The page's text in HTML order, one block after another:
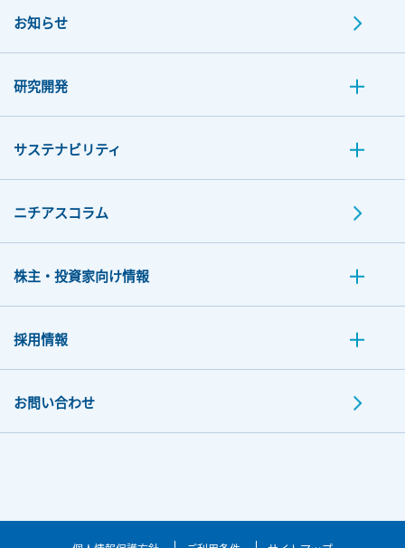
お知らせ
研究開発
サステナビリティ
ニチアスコラム
株主・投資家向け情報
採用情報
お問い合わせ